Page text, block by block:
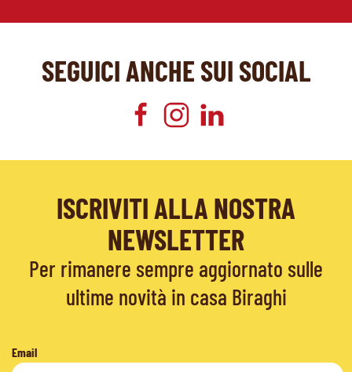
SEGUICI ANCHE SUI SOCIAL
ISCRIVITI ALLA NOSTRA
NEWSLETTER
Per rimanere sempre aggiornato sulle
ultime novità in casa Biraghi
Email